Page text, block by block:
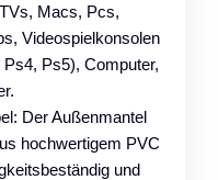
Macs, Pcs,
Videospielkonsolen
Ps5), Computer,
Der Außenmantel
hochwertigem PVC
und